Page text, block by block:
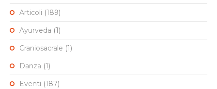
Articoli (189)
Ayurveda (1)
Craniosacrale (1)
Danza (1)
Eventi (187)